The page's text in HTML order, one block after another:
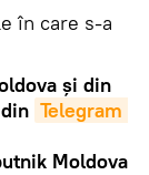
în care s-a
și din
Telegram
Moldova